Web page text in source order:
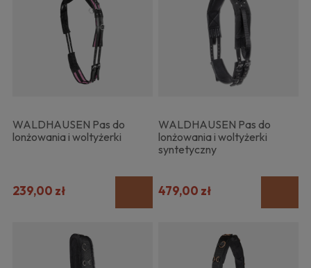
WALDHAUSEN Pas do
lonżowania i woltyżerki
239,00 zł
WALDHAUSEN Pas do
lonżowania i woltyżerki
syntetyczny
479,00 zł